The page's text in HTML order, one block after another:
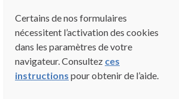
Certains de nos formulaires
nécessitent l’activation des cookies
dans les paramètres de votre
navigateur. Consultez ces
instructions pour obtenir de l’aide.